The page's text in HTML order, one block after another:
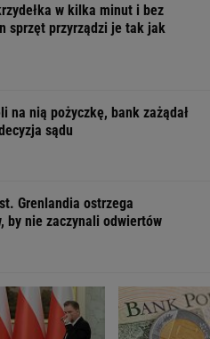
w kilka minut i bez
sprzęt przyrządzi je tak jak
na nią pożyczkę, bank zażądał
sądu
Grenlandia ostrzega
by nie zaczynali odwiertów